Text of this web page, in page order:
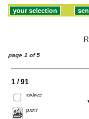
page 1 of 5
1 / 91
select
print